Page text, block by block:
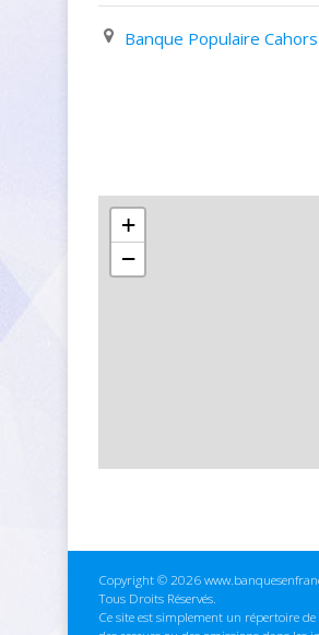
+
−
Copyright © 2026
Tous Droits Réservés.
Ce site est simplement un répertoire